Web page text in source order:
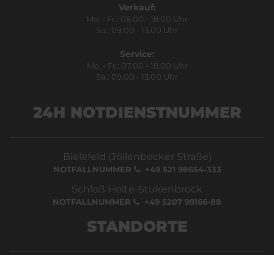
Verkauf:
Mo. - Fr.: 08.00 - 18.00 Uhr
Sa.: 09.00 - 13.00 Uhr
Service:
Mo. - Fr.: 07.00 - 18.00 Uhr
Sa.: 09.00 - 13.00 Uhr
24H NOTDIENSTNUMMER
Bielefeld (Jöllenbecker Straße)
NOTFALLNUMMER +49 521 98654-333
Schloß Holte-Stukenbrock
NOTFALLNUMMER +49 5207 99166-88
STANDORTE